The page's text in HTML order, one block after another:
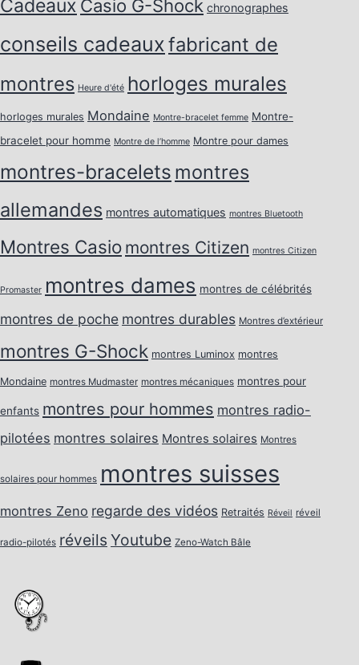
Cadeaux Casio G-Shock chronographes
conseils cadeauxfabricant de
montres Heure d'été horloges murales
horloges murales Mondaine Montre-bracelet femme Montre-
bracelet pour homme Montre de l’homme Montre pour dames
montres-bracelets montres
allemandes montres automatiques montres Bluetooth
Montres Casio montres Citizen montres Citizen
Promaster montres dames montres de célébrités
montres de poche montres durables Montres d’extérieur
montres G-Shock montres Luminox montres
Mondaine montres Mudmaster montres mécaniques montres pour
enfants montres pour hommes montres radio-
pilotées montres solaires Montres solaires Montres
solaires pour hommes montres suisses
montres Zeno regarde des vidéos Retraités Réveil réveil
radio-pilotés réveils Youtube Zeno-Watch Bâle